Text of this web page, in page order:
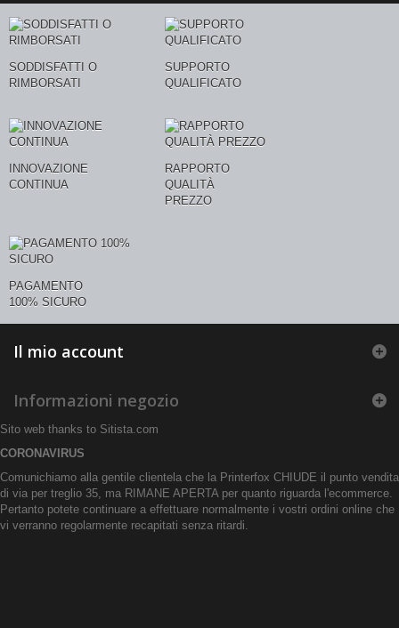
SODDISFATTI O
RIMBORSATI
SUPPORTO
QUALIFICATO
INNOVAZIONE
CONTINUA
RAPPORTO
QUALITÀ
PREZZO
PAGAMENTO
100% SICURO
Il mio account
Informazioni negozio
Sito web thanks to Sitista.com
CORONAVIRUS
Comunichiamo alla gentile clientela che la Printerfox CHIUDE il punto vendita
di via per treglio 35, ma RIMANE APERTA per quanto riguarda l'ecommerce.
Pertanto potete continuare a effettuare normalmente i vostri ordini online che
vi verranno regolarmente recapitati senza ritardi.